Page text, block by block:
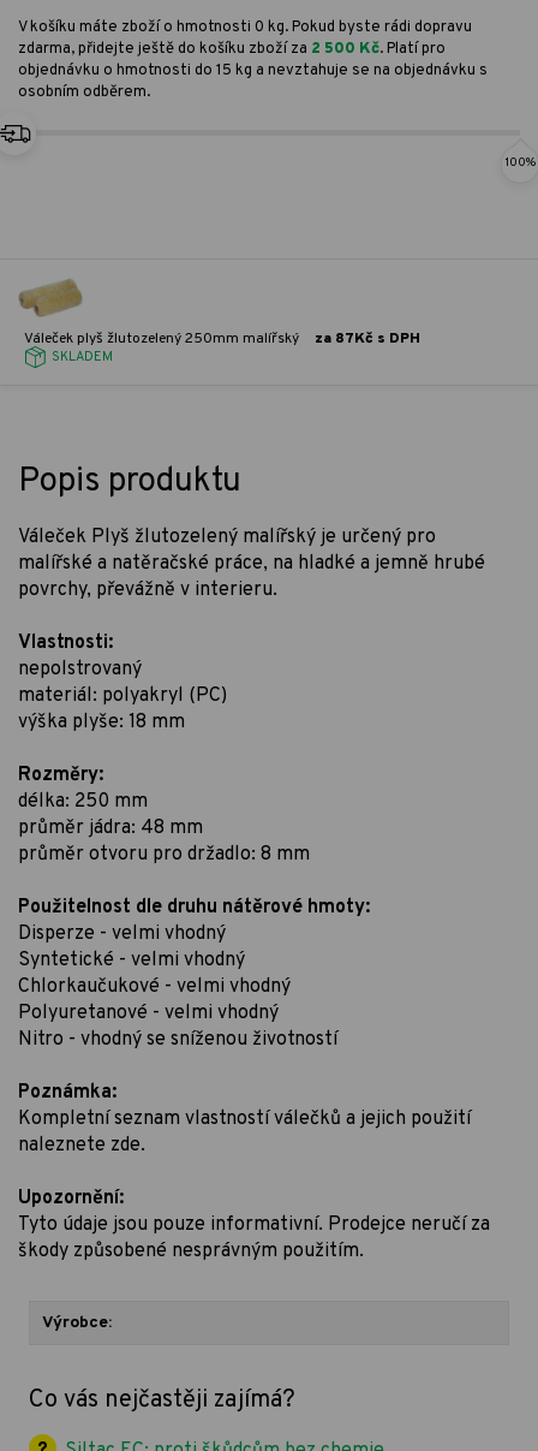
V košíku máte zboží o hmotnosti 0 kg. Pokud byste rádi dopravu
zdarma, přidejte ještě do košíku zboží za 2 500 Kč. Platí pro
objednávku o hmotnosti do 15 kg a nevztahuje se na objednávku s
osobním odběrem.
100%
Váleček plyš žlutozelený 250mm malířský za 87Kč s DPH
SKLADEM
Popis produktu
Váleček Plyš žlutozelený malířský je určený pro
malířské a natěračské práce, na hladké a jemně hrubé
povrchy, převážně v interieru.
Vlastnosti:
nepolstrovaný
materiál: polyakryl (PC)
výška plyše: 18 mm
Rozměry:
délka: 250 mm
průměr jádra: 48 mm
průměr otvoru pro držadlo: 8 mm
Použitelnost dle druhu nátěrové hmoty:
Disperze - velmi vhodný
Syntetické - velmi vhodný
Chlorkaučukové - velmi vhodný
Polyuretanové - velmi vhodný
Nitro - vhodný se sníženou životností
Poznámka:
Kompletní seznam vlastností válečků a jejich použití
naleznete zde.
Upozornění:
Tyto údaje jsou pouze informativní. Prodejce neručí za
škody způsobené nesprávným použitím.
Výrobce:
Co vás nejčastěji zajímá?